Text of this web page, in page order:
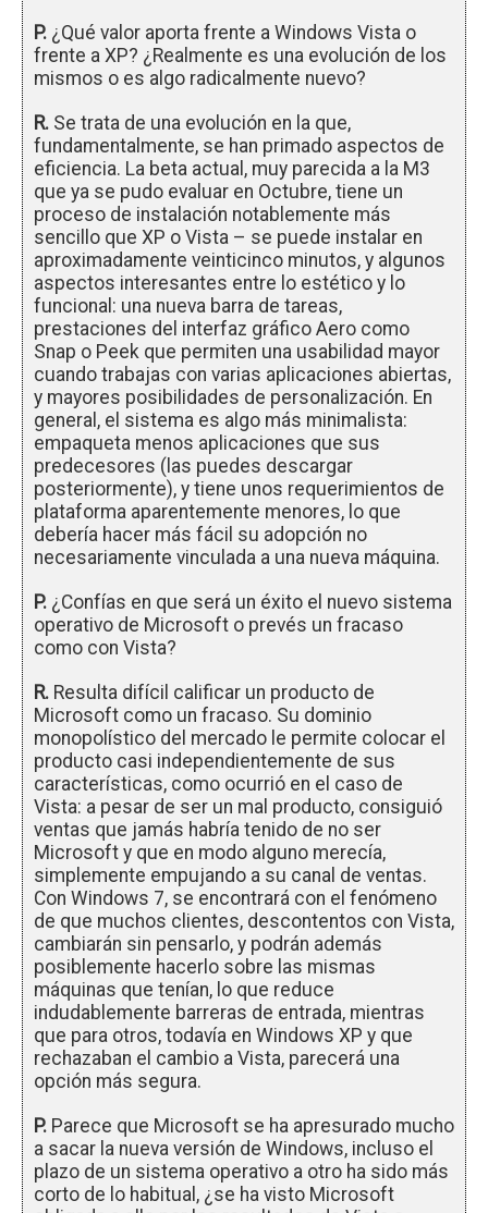
P. ¿Qué valor aporta frente a Windows Vista o
frente a XP? ¿Realmente es una evolución de los
mismos o es algo radicalmente nuevo?
R. Se trata de una evolución en la que,
fundamentalmente, se han primado aspectos de
eficiencia. La beta actual, muy parecida a la M3
que ya se pudo evaluar en Octubre, tiene un
proceso de instalación notablemente más
sencillo que XP o Vista – se puede instalar en
aproximadamente veinticinco minutos, y algunos
aspectos interesantes entre lo estético y lo
funcional: una nueva barra de tareas,
prestaciones del interfaz gráfico Aero como
Snap o Peek que permiten una usabilidad mayor
cuando trabajas con varias aplicaciones abiertas,
y mayores posibilidades de personalización. En
general, el sistema es algo más minimalista:
empaqueta menos aplicaciones que sus
predecesores (las puedes descargar
posteriormente), y tiene unos requerimientos de
plataforma aparentemente menores, lo que
debería hacer más fácil su adopción no
necesariamente vinculada a una nueva máquina.
P. ¿Confías en que será un éxito el nuevo sistema
operativo de Microsoft o prevés un fracaso
como con Vista?
R. Resulta difícil calificar un producto de
Microsoft como un fracaso. Su dominio
monopolístico del mercado le permite colocar el
producto casi independientemente de sus
características, como ocurrió en el caso de
Vista: a pesar de ser un mal producto, consiguió
ventas que jamás habría tenido de no ser
Microsoft y que en modo alguno merecía,
simplemente empujando a su canal de ventas.
Con Windows 7, se encontrará con el fenómeno
de que muchos clientes, descontentos con Vista,
cambiarán sin pensarlo, y podrán además
posiblemente hacerlo sobre las mismas
máquinas que tenían, lo que reduce
indudablemente barreras de entrada, mientras
que para otros, todavía en Windows XP y que
rechazaban el cambio a Vista, parecerá una
opción más segura.
P. Parece que Microsoft se ha apresurado mucho
a sacar la nueva versión de Windows, incluso el
plazo de un sistema operativo a otro ha sido más
corto de lo habitual, ¿se ha visto Microsoft